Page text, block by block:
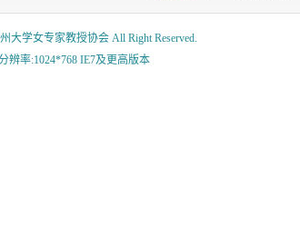
大学女专家教授协会 All Right Reserved.
辨率:1024*768 IE7及更高版本